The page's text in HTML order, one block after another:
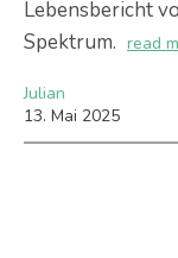
Lebensbericht
Spektrum. read
Julian
13. Mai 2025